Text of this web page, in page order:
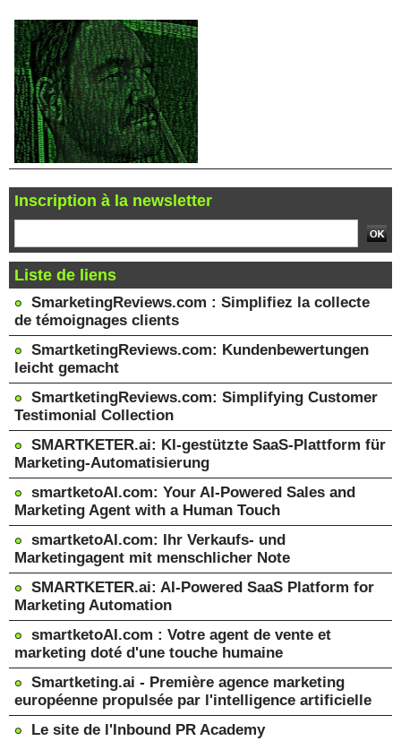
Inscription à la newsletter
Liste de liens
SmarketingReviews.com : Simplifiez la collecte
de témoignages clients
SmartketingReviews.com: Kundenbewertungen
leicht gemacht
SmartketingReviews.com: Simplifying Customer
Testimonial Collection
SMARTKETER.ai: KI-gestützte SaaS-Plattform für
Marketing-Automatisierung
smartketoAI.com: Your AI-Powered Sales and
Marketing Agent with a Human Touch
smartketoAI.com: Ihr Verkaufs- und
Marketingagent mit menschlicher Note
SMARTKETER.ai: AI-Powered SaaS Platform for
Marketing Automation
smartketoAI.com : Votre agent de vente et
marketing doté d'une touche humaine
Smartketing.ai - Première agence marketing
européenne propulsée par l'intelligence artificielle
Le site de l'Inbound PR Academy